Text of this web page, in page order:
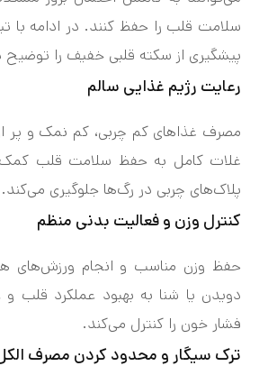
پیشگیری از سکته قلبی خفیف را توضیح
رعایت رژیم غذایی سالم
مصرف غذاهای کم چربی، کم نمک و پر
غلات کامل به حفظ سلامت قلب
پلاک‌های چربی در رگ‌ها جلوگیری می‌کند.
کنترل وزن و فعالیت بدنی منظم
حفظ وزن مناسب و انجام ورزش‌های
دویدن یا شنا به بهبود عملکرد قلب
فشار خون را کنترل می‌کند.
ترک سیگار و محدود کردن مصرف